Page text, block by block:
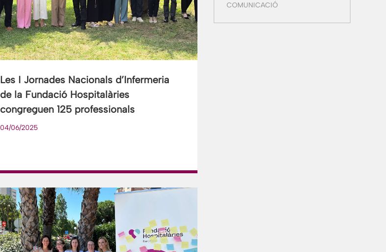
Les I Jornades Nacionals d’Infermeria
de la Fundació Hospitalàries
congreguen 125 professionals
04/06/2025
COMUNICACIÓ